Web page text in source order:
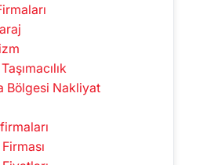
Bölgesi Nakliyat